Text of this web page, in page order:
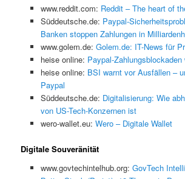
www.reddit.com: Reddit – The heart of
Süddeutsche.de: Paypal-
Banken stoppen Zahlungen in
www.golem.de: Golem.de: IT-News für
heise online: Paypal-Zahlungsblockaden
heise online: BSI warnt vor Ausfällen –
Paypal
Süddeutsche.de: Digitalisierung: Wie
von US-Tech-Konzernen ist
wero-wallet.eu: Wero – Digitale Wallet
Digitale Souveränität
www.govtechintelhub.org: GovTech